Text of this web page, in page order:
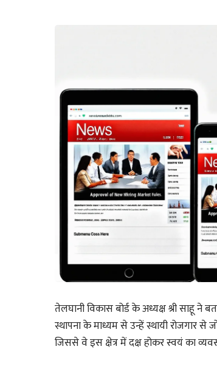
तेलघानी विकास बोर्ड के अध्यक्ष श्री साहू ने
स्थापना के माध्यम से उन्हें स्थायी रोजगार से
जिससे वे इस क्षेत्र में दक्ष होकर स्वयं का